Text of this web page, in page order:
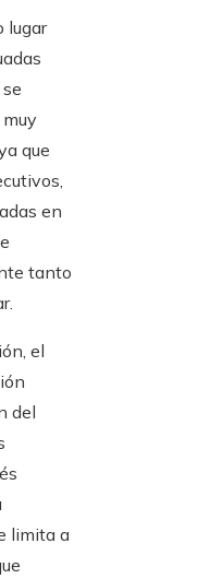
lugar
que
en
tanto
el
del
limita a